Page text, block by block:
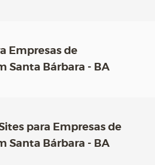
Empresas de
Santa Bárbara - BA
para Empresas de
Santa Bárbara - BA